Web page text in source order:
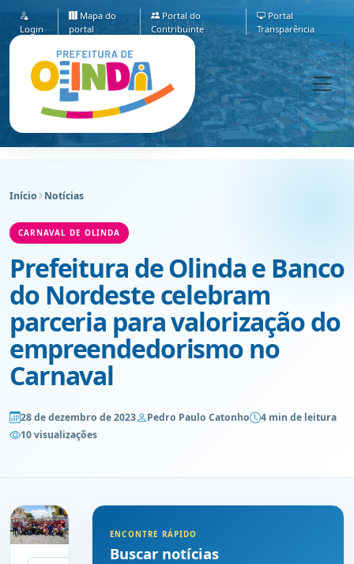
Login
Mapa do
portal
Portal do
Contribuinte
Portal
Transparência
Início Notícias
CARNAVAL DE OLINDA
Prefeitura de Olinda e Banco
do Nordeste celebram
parceria para valorização do
empreendedorismo no
Carnaval
28 de dezembro de 2023 Pedro Paulo Catonho
4 min de leitura
10 visualizações
ENCONTRE RÁPIDO
Buscar notícias